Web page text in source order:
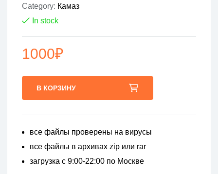
Category: Камаз
In stock
1000₽
В КОРЗИНУ
все файлы проверены на вирусы
все файлы в архивах zip или rar
загрузка с 9:00-22:00 по Москве